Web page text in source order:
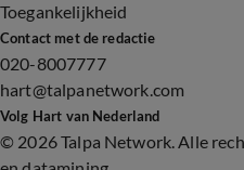
Toegankelijkheid
Contact met de redactie
020-8007777
hart@talpanetwork.com
Volg Hart van Nederland
© 2026 Talpa Network. Alle